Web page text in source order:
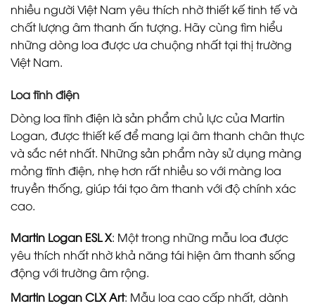
nhiều người Việt Nam yêu thích nhờ thiết kế tinh tế và
chất lượng âm thanh ấn tượng. Hãy cùng tìm hiểu
những dòng loa được ưa chuộng nhất tại thị trường
Việt Nam.
Loa tĩnh điện
Dòng loa tĩnh điện là sản phẩm chủ lực của Martin
Logan, được thiết kế để mang lại âm thanh chân thực
và sắc nét nhất. Những sản phẩm này sử dụng màng
mỏng tĩnh điện, nhẹ hơn rất nhiều so với màng loa
truyền thống, giúp tái tạo âm thanh với độ chính xác
cao.
Martin Logan ESL X: Một trong những mẫu loa được
yêu thích nhất nhờ khả năng tái hiện âm thanh sống
động với trường âm rộng.
Martin Logan CLX Art: Mẫu loa cao cấp nhất, dành